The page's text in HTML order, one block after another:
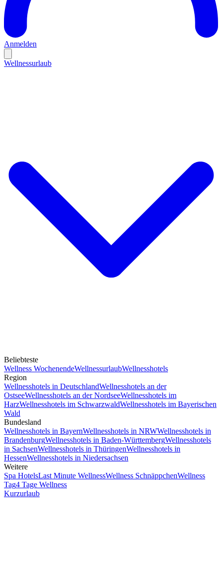
Anmelden
Wellnessurlaub
Beliebteste
Wellness WochenendeWellnessurlaubWellnesshotels
Region
Wellnesshotels in DeutschlandWellnesshotels an der
OstseeWellnesshotels an der NordseeWellnesshotels im
HarzWellnesshotels im SchwarzwaldWellnesshotels im Bayerischen
Wald
Bundesland
Wellnesshotels in BayernWellnesshotels in NRWWellnesshotels in
BrandenburgWellnesshotels in Baden-WürttembergWellnesshotels
in SachsenWellnesshotels in ThüringenWellnesshotels in
HessenWellnesshotels in Niedersachsen
Weitere
Spa HotelsLast Minute WellnessWellness SchnäppchenWellness
Tag4 Tage Wellness
Kurzurlaub